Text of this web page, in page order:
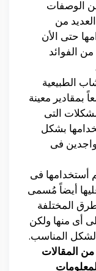
الوصفات
من
حتى الأن
الفوائد
الطبيعية
بمقادير معينة
التى
بشكل
فى
أستخدامها فى
أيضاً مُسمى
المختلفة
أى منها ولكن
المناسب.
المقالات